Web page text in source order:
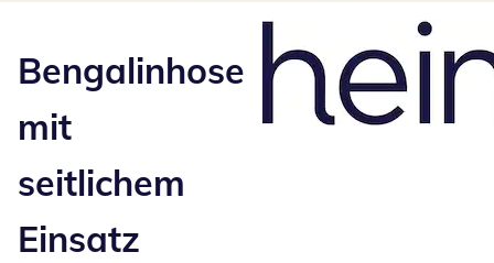
Bengalinhose
mit
seitlichem
Einsatz